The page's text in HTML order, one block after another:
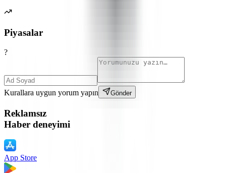
Piyasalar
?
Kurallara uygun yorum yapın Gönder
Reklamsız
Haber deneyimi
App Store